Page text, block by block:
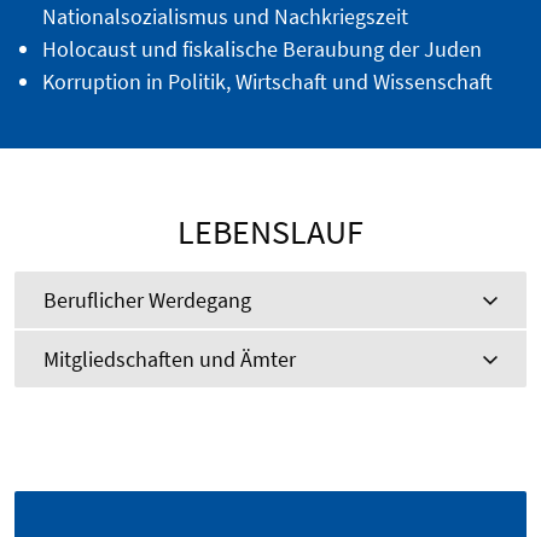
Nationalsozialismus und Nachkriegszeit
Holocaust und fiskalische Beraubung der Juden
Korruption in Politik, Wirtschaft und Wissenschaft
LEBENSLAUF
Beruflicher Werdegang
Mitgliedschaften und Ämter